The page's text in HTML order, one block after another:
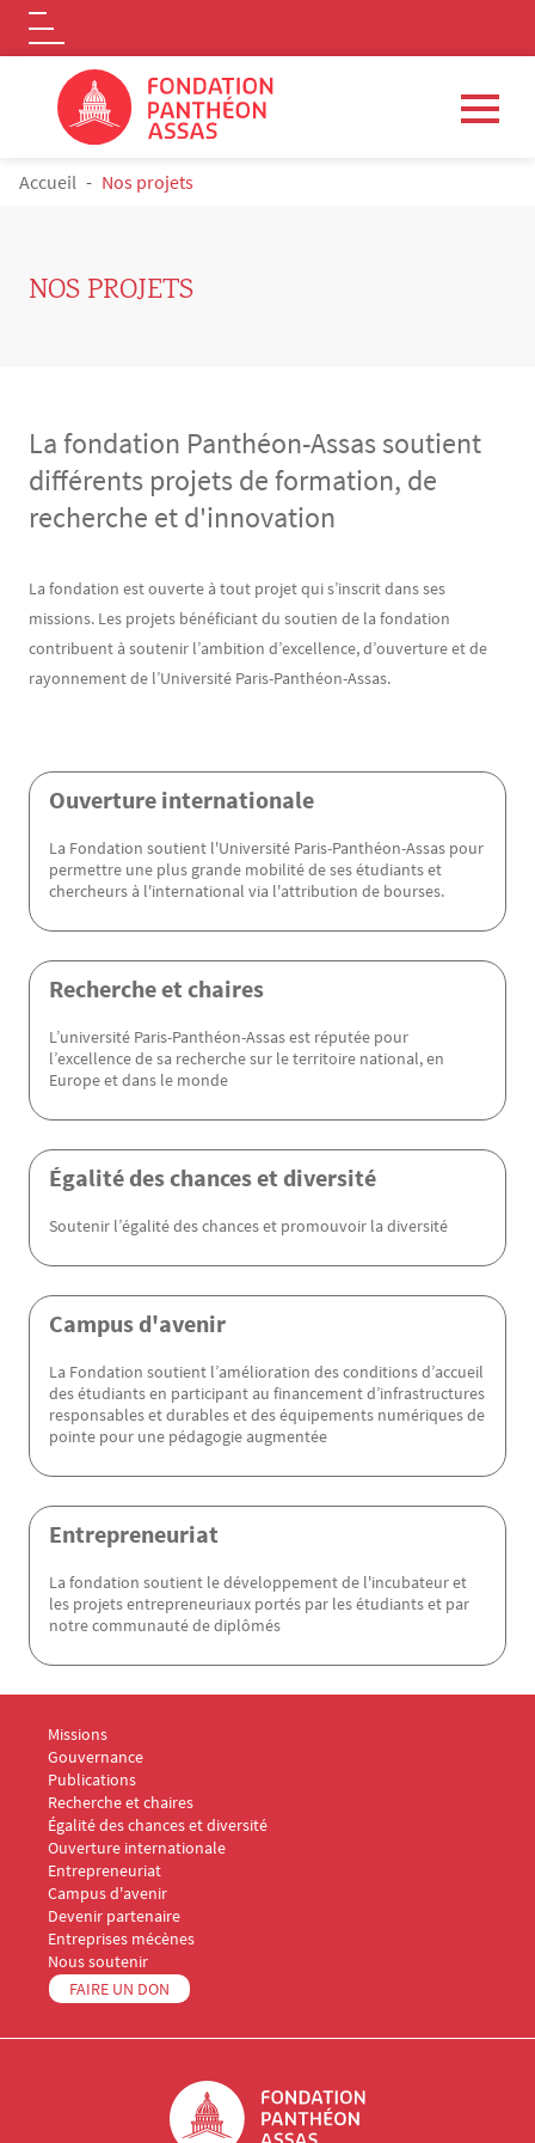
Aller au contenu principal
Logo
FIL D'ARIANE
Accueil Nos projets
NOS PROJETS
La fondation Panthéon-Assas soutient
différents projets de formation, de
recherche et d'innovation
Contenu
Texte
La fondation est ouverte à tout projet qui s’inscrit dans ses
missions. Les projets bénéficiant du soutien de la fondation
contribuent à soutenir l’ambition d’excellence, d’ouverture et de
rayonnement de l’Université Paris-Panthéon-Assas.
Ouverture internationale
La Fondation soutient l'Université Paris-Panthéon-Assas pour
permettre une plus grande mobilité de ses étudiants et
chercheurs à l'international via l'attribution de bourses.
Recherche et chaires
L’université Paris-Panthéon-Assas est réputée pour
l’excellence de sa recherche sur le territoire national, en
Europe et dans le monde
Égalité des chances et diversité
Soutenir l’égalité des chances et promouvoir la diversité
Campus d'avenir
La Fondation soutient l’amélioration des conditions d’accueil
des étudiants en participant au financement d’infrastructures
responsables et durables et des équipements numériques de
pointe pour une pédagogie augmentée
Entrepreneuriat
La fondation soutient le développement de l'incubateur et
les projets entrepreneuriaux portés par les étudiants et par
notre communauté de diplômés
Menu Footer Fondation Panthéon-Assas 1
Missions
Gouvernance
Publications
Menu Footer Fondation Panthéon-Assas 2
Recherche et chaires
Égalité des chances et diversité
Ouverture internationale
Entrepreneuriat
Campus d'avenir
Menu Footer Fondation Panthéon-Assas 3
Devenir partenaire
Entreprises mécènes
Menu Footer Fondation Panthéon-Assas 4
Nous soutenir
Menu Footer Fondation Panthéon-Assas 5
FAIRE UN DON
Logo